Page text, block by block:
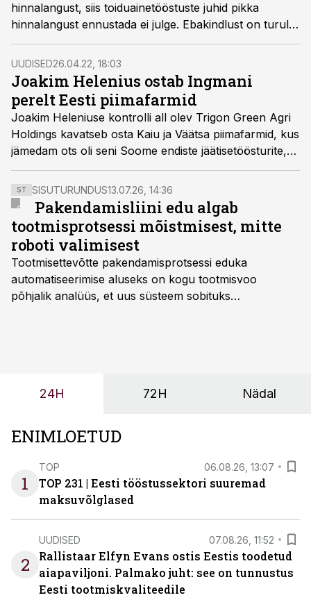
hinnalangust, siis toiduainetööstuste juhid pikka
hinnalangust ennustada ei julge. Ebakindlust on turul
liiga palju, leiavad tööstusjuhid.
UUDISED26.04.22, 18:03
Joakim Helenius ostab Ingmani
perelt Eesti piimafarmid
Joakim Heleniuse kontrolli all olev Trigon Green Agri
Holdings kavatseb osta Kaiu ja Väätsa piimafarmid, kus
jämedam ots oli seni Soome endiste jäätisetöösturite,
Ingmani pere investeerimisfirma käes.
ST SISUTURUNDUS13.07.26, 14:36
Pakendamisliini edu algab
tootmisprotsessi mõistmisest, mitte
roboti valimisest
Tootmisettevõtte pakendamisprotsessi eduka
automatiseerimise aluseks on kogu tootmisvoo
põhjalik analüüs, et uus süsteem sobituks
OÜ tegevjuht Sander Mitendorf.
24H 72H Nädal
ENIMLOETUD
1
TOP 06.08.26, 13:07
TOP 231 | Eesti tööstussektori suuremad
maksuvõlglased
2
UUDISED 07.08.26, 11:52
Rallistaar Elfyn Evans ostis Eestis toodetud
aiapaviljoni. Palmako juht: see on tunnustus
Eesti tootmiskvaliteedile